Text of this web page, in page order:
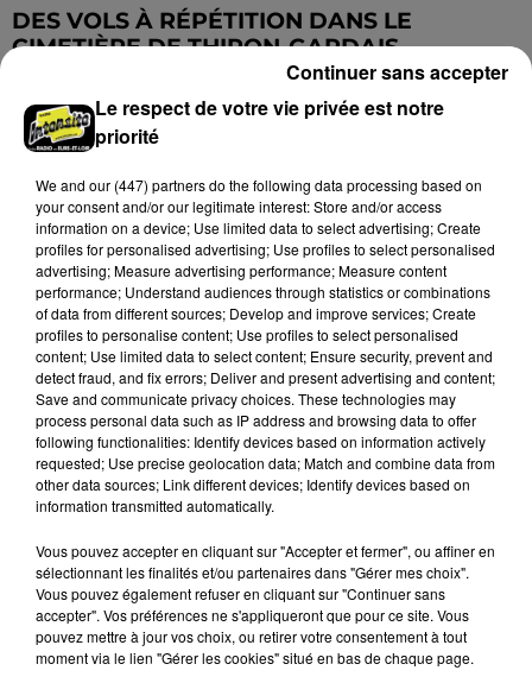
DES VOLS À RÉPÉTITION DANS LE
CIMETIÈRE DE THIRON-GARDAIS
DERNIERES INFOS
Gommerville : la municipalité rappelle à
l'ordre face à la hausse...
Incrustation de déchets, déjections sur les sites
symboliques et temps communal gaspillé : face à la
hausse des incivilités, la mairie de Gommerville
hausse...
Le respect de votre vie privée est notre
priorité
We and our (447) partnersdo the following data processing based on
your consent and/or our legitimate interest: Store and/or access
information on a device; Use limited data to select advertising; Create
profiles for personalised advertising; Use profiles to select personalised
advertising; Measure advertising performance; Measure content
performance; Understand audiences through statistics or combinations
of data from different sources; Develop and improve services; Create
profiles to personalise content; Use profiles to select personalised
content; Use limited data to select content; Ensure security, prevent and
detect fraud, and fix errors; Deliver and present advertising and content;
Save and communicate privacy choices. These technologies may
process personal data such as IP address and browsing data to offer
following functionalities: Identify devices based on information actively
requested; Use precise geolocation data; Match and combine data from
other data sources; Link different devices; Identify devices based on
information transmitted automatically.
Vous pouvez accepter en cliquant sur "Accepter et fermer", ou affiner en
sélectionnant les finalités et/ou partenaires dans "Gérer mes choix".
Vous pouvez également refuser en cliquant sur "Continuer sans
accepter". Vos préférences ne s'appliqueront que pour ce site. Vous
pouvez mettre à jour vos choix, ou retirer votre consentement à tout
moment via le lien "Gérer les cookies" situé en bas de chaque page.
Continuer sans accepter